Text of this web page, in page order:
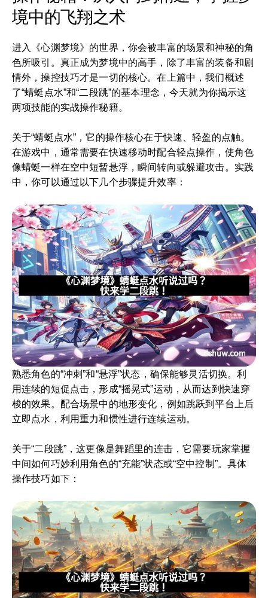
境中的飞翔之术
进入《心渊梦境》的世界，你会被丰富的场景和神秘的角
色所吸引。真正成为梦境中的高手，除了丰富的装备和剧
情外，操控技巧才是一切的核心。在上篇中，我们概述
了“蜻蜓点水”和“二段跳”的基本理念，今天就为你揭示这
两项技能的实战操作秘籍。
关于“蜻蜓点水”，它的操作核心在于快速、轻盈的点触。
在游戏中，通常需要在快速移动时配合轻点操作，使角色
像蜻蜓一样在空中短暂悬浮，瞬间转向或躲避攻击。实践
中，你可以通过以下几个步骤提升效率：
熟悉角色的“冲刺”和“悬浮”状态，确保能够灵活切换。利
用连续的短促点击，形成“摇晃式”运动，从而达到快速穿
梭的效果。配合场景中的地形变化，例如跳跃到平台上后
立即点水，利用重力和惯性进行连续运动。
关于“二段跳”，这更像是舞蹈里的连击，它需要玩家掌握
中间如何巧妙利用角色的“充能”状态或“空中控制”。具体
操作技巧如下：